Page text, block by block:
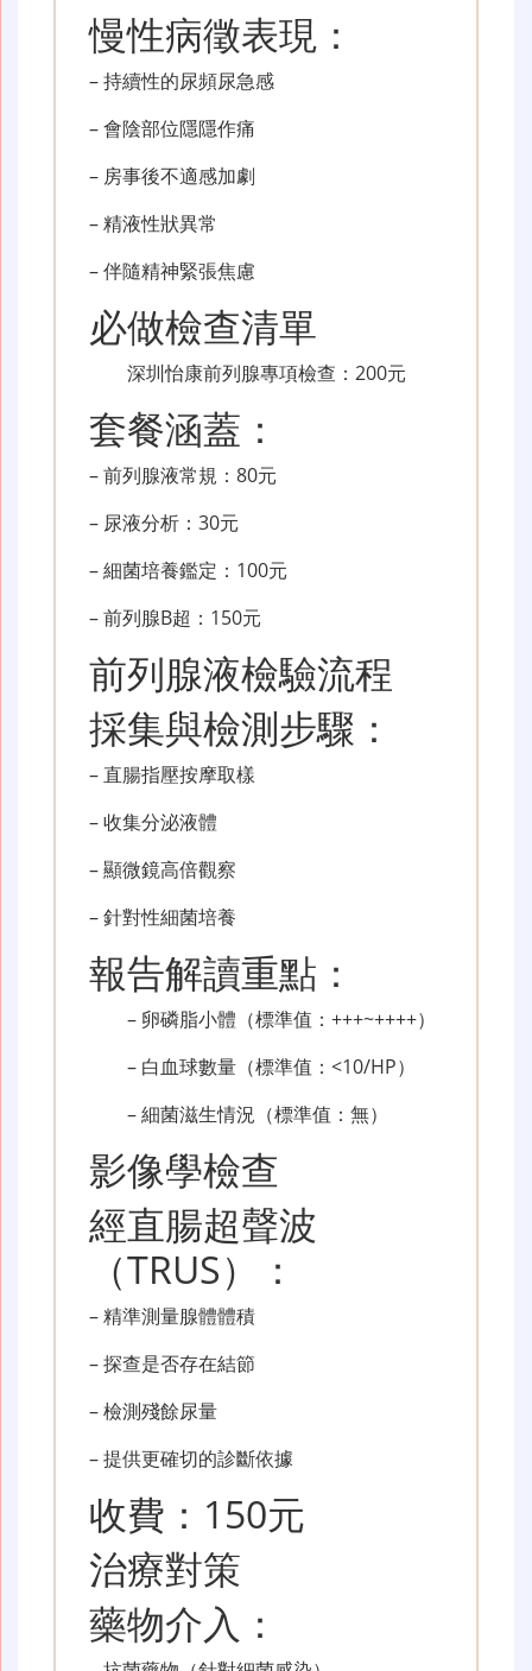
慢性病徵表現：
– 持續性的尿頻尿急感
– 會陰部位隱隱作痛
– 房事後不適感加劇
– 精液性狀異常
– 伴隨精神緊張焦慮
必做檢查清單
深圳怡康前列腺專項檢查：200元
套餐涵蓋：
– 前列腺液常規：80元
– 尿液分析：30元
– 細菌培養鑑定：100元
– 前列腺B超：150元
前列腺液檢驗流程
採集與檢測步驟：
– 直腸指壓按摩取樣
– 收集分泌液體
– 顯微鏡高倍觀察
– 針對性細菌培養
報告解讀重點：
– 卵磷脂小體（標準值：+++~++++）
– 白血球數量（標準值：<10/HP）
– 細菌滋生情況（標準值：無）
影像學檢查
經直腸超聲波
（TRUS）：
– 精準測量腺體體積
– 探查是否存在結節
– 檢測殘餘尿量
– 提供更確切的診斷依據
收費：150元
治療對策
藥物介入：